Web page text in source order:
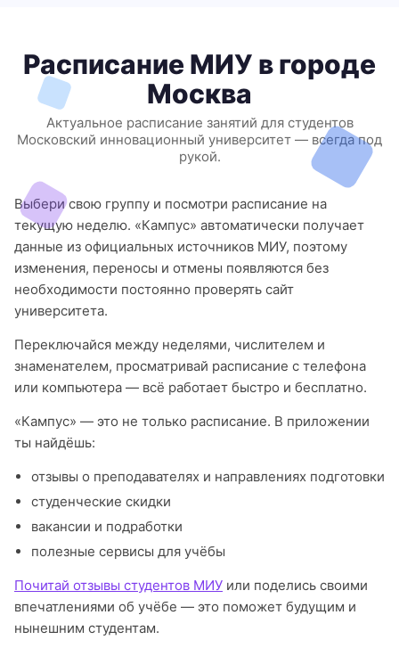
Расписание МИУ в городе
Москва
Актуальное расписание занятий для студентов
Московский инновационный университет — всегда под
рукой.
Выбери свою группу и посмотри расписание на
текущую неделю. «Кампус» автоматически получает
данные из официальных источников МИУ, поэтому
изменения, переносы и отмены появляются без
необходимости постоянно проверять сайт
университета.
Переключайся между неделями, числителем и
знаменателем, просматривай расписание с телефона
или компьютера — всё работает быстро и бесплатно.
«Кампус» — это не только расписание. В приложении
ты найдёшь:
отзывы о преподавателях и направлениях подготовки
студенческие скидки
вакансии и подработки
полезные сервисы для учёбы
Почитай отзывы студентов МИУ или поделись своими
впечатлениями об учёбе — это поможет будущим и
нынешним студентам.